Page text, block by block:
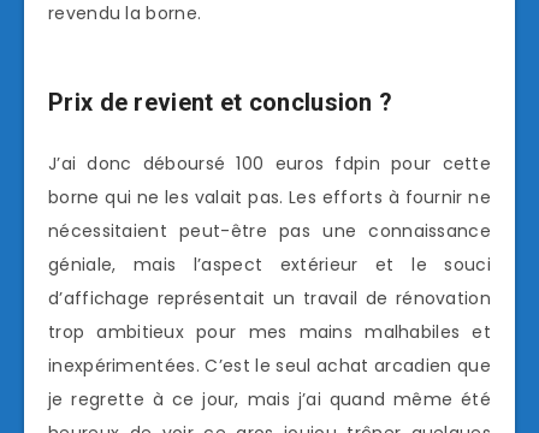
revendu la borne.
Prix de revient et conclusion ?
J’ai donc déboursé 100 euros fdpin pour cette
borne qui ne les valait pas. Les efforts à fournir ne
nécessitaient peut-être pas une connaissance
géniale, mais l’aspect extérieur et le souci
d’affichage représentait un travail de rénovation
trop ambitieux pour mes mains malhabiles et
inexpérimentées. C’est le seul achat arcadien que
je regrette à ce jour, mais j’ai quand même été